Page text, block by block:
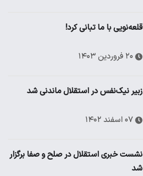
قلعه‌نویی با ما تبانی کرد!
۲۰ فروردین ۱۴۰۳
زبیر نیک‌نفس در استقلال ماندنی شد
۰۷ اسفند ۱۴۰۲
نشست خبری استقلال در صلح و صفا برگزار
شد